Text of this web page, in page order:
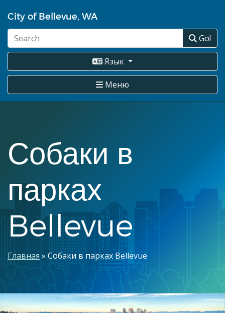
основному
содержанию
City of Bellevue, WA
Go!
Язык
Меню
Собаки в
парках
Bellevue
Строка
навигации
Главная Собаки в парках Bellevue